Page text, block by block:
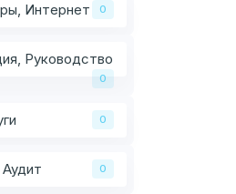
Интернет 0
Руководство
0
0
0